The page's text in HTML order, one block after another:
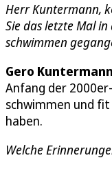
Herr Kuntermann,
Sie das letzte Mal
schwimmen
Gero
Anfang der
schwimmen und
haben.
Welche